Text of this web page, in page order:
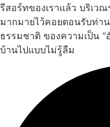
รีสอร์ทของเราแล้ว บริเว
มากมายไว้คอยตอนรับท่า
ธรรมชาติ ของความเป็น
บ้านไปแบบไม่รู้ลืม